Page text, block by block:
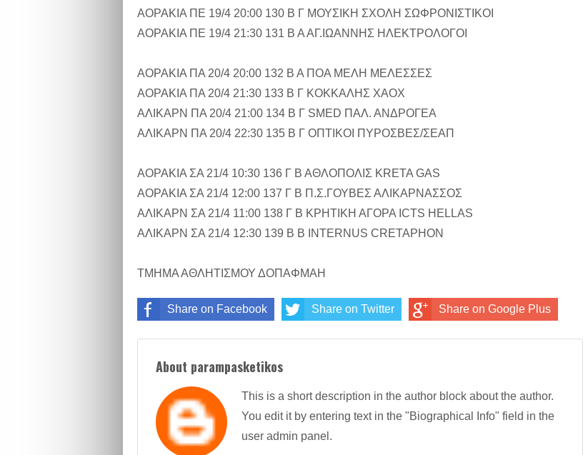
ΑΟΡΑΚΙΑ ΠΕ 19/4 20:00 130 Β Γ ΜΟΥΣΙΚΗ ΣΧΟΛΗ ΣΩΦΡΟΝΙΣΤΙΚΟΙ
ΑΟΡΑΚΙΑ ΠΕ 19/4 21:30 131 Β Α ΑΓ.ΙΩΑΝΝΗΣ ΗΛΕΚΤΡΟΛΟΓΟΙ
ΑΟΡΑΚΙΑ ΠΑ 20/4 20:00 132 Β Α ΠΟΑ ΜΕΛΗ ΜΕΛΕΣΣΕΣ
ΑΟΡΑΚΙΑ ΠΑ 20/4 21:30 133 Β Γ ΚΟΚΚΑΛΗΣ ΧΑΟΧ
ΑΛΙΚΑΡΝ ΠΑ 20/4 21:00 134 Β Γ SMED ΠΑΛ. ΑΝΔΡΟΓΕΑ
ΑΛΙΚΑΡΝ ΠΑ 20/4 22:30 135 Β Γ ΟΠΤΙΚΟΙ ΠΥΡΟΣΒΕΣ/ΣΕΑΠ
ΑΟΡΑΚΙΑ ΣΑ 21/4 10:30 136 Γ Β ΑΘΛΟΠΟΛΙΣ KRETA GAS
ΑΟΡΑΚΙΑ ΣΑ 21/4 12:00 137 Γ Β Π.Σ.ΓΟΥΒΕΣ ΑΛΙΚΑΡΝΑΣΣΟΣ
ΑΛΙΚΑΡΝ ΣΑ 21/4 11:00 138 Γ Β ΚΡΗΤΙΚΗ ΑΓΟΡΑ ICTS HELLAS
ΑΛΙΚΑΡΝ ΣΑ 21/4 12:30 139 Β Β INTERNUS CRETAPHON
ΤΜΗΜΑ ΑΘΛΗΤΙΣΜΟΥ ΔΟΠΑΦΜΑΗ
Share on Facebook Share on Twitter Share on Google Plus
About parampasketikos
This is a short description in the author block about the author.
You edit it by entering text in the "Biographical Info" field in the
user admin panel.